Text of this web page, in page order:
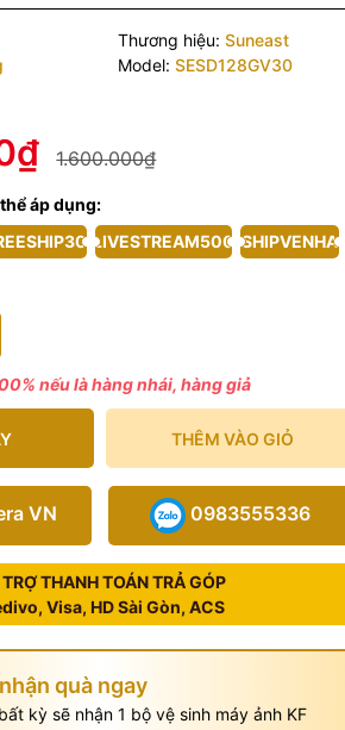
Thương hiệu: Suneast
Model: SESD128GV30
1.600.000₫
áp dụng:
LIVESTREAM500 SHIPVENHA
nếu là hàng nhái, hàng giả
THÊM VÀO GIỎ
VN 0983555336
THANH TOÁN TRẢ GÓP
Visa, HD Sài Gòn, ACS
quà ngay
kỳ sẽ nhận 1 bộ vệ sinh máy ảnh KF